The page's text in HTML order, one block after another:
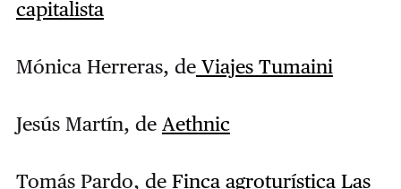
capitalista
Mónica Herreras, deViajes Tumaini
Jesús Martín, de Aethnic
Tomás Pardo, deFinca agroturística Las